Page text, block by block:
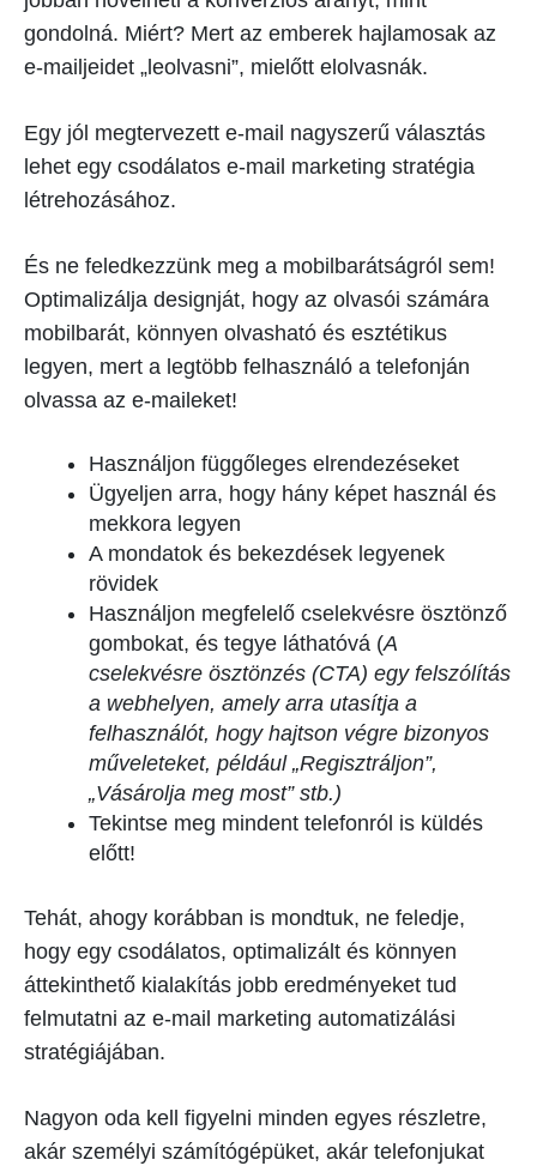
gondolná. Miért? Mert az emberek hajlamosak az
e-mailjeidet „leolvasni”, mielőtt elolvasnák.
Egy jól megtervezett e-mail nagyszerű választás
lehet egy csodálatos e-mail marketing stratégia
létrehozásához.
És ne feledkezzünk meg a mobilbarátságról sem!
Optimalizálja designját, hogy az olvasói számára
mobilbarát, könnyen olvasható és esztétikus
legyen, mert a legtöbb felhasználó a telefonján
olvassa az e-maileket!
Használjon függőleges elrendezéseket
Ügyeljen arra, hogy hány képet használ és
mekkora legyen
A mondatok és bekezdések legyenek
rövidek
Használjon megfelelő cselekvésre ösztönző
gombokat, és tegye láthatóvá (A
cselekvésre ösztönzés (CTA) egy felszólítás
a webhelyen, amely arra utasítja a
felhasználót, hogy hajtson végre bizonyos
műveleteket, például „Regisztráljon”,
„Vásárolja meg most” stb.)
Tekintse meg mindent telefonról is küldés
előtt!
Tehát, ahogy korábban is mondtuk, ne feledje,
hogy egy csodálatos, optimalizált és könnyen
áttekinthető kialakítás jobb eredményeket tud
felmutatni az e-mail marketing automatizálási
stratégiájában.
Nagyon oda kell figyelni minden egyes részletre,
akár személyi számítógépüket, akár telefonjukat